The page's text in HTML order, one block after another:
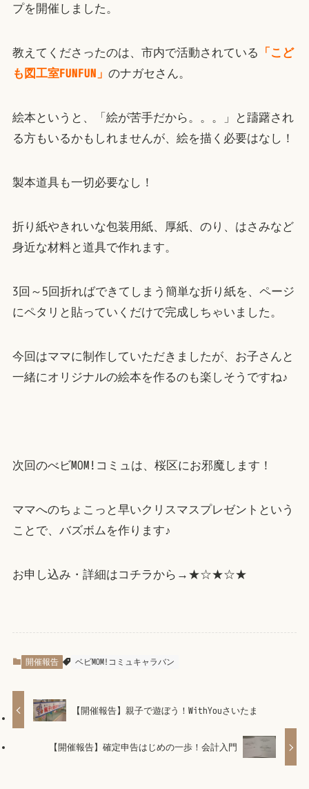
プを開催しました。
教えてくださったのは、市内で活動されている 「こど
も図工室FUNFUN」 のナガセさん。
絵本というと、「絵が苦手だから。。。」と躊躇され
る方もいるかもしれませんが、絵を描く必要はなし！
製本道具も一切必要なし！
折り紙やきれいな包装用紙、厚紙、のり、はさみなど
身近な材料と道具で作れます。
3回～5回折ればできてしまう簡単な折り紙を、ページ
にペタリと貼っていくだけで完成しちゃいました。
今回はママに制作していただきましたが、お子さんと
一緒にオリジナルの絵本を作るのも楽しそうですね♪
次回のべビMOM!コミュは、桜区にお邪魔します！
ママへのちょこっと早いクリスマスプレゼントという
ことで、バズボムを作ります♪
お申し込み・詳細はコチラから→★☆★☆★
開催報告 ベビMOM!コミュキャラバン
【開催報告】親子で遊ぼう！WithYouさいたま
【開催報告】確定申告はじめの一歩！会計入門